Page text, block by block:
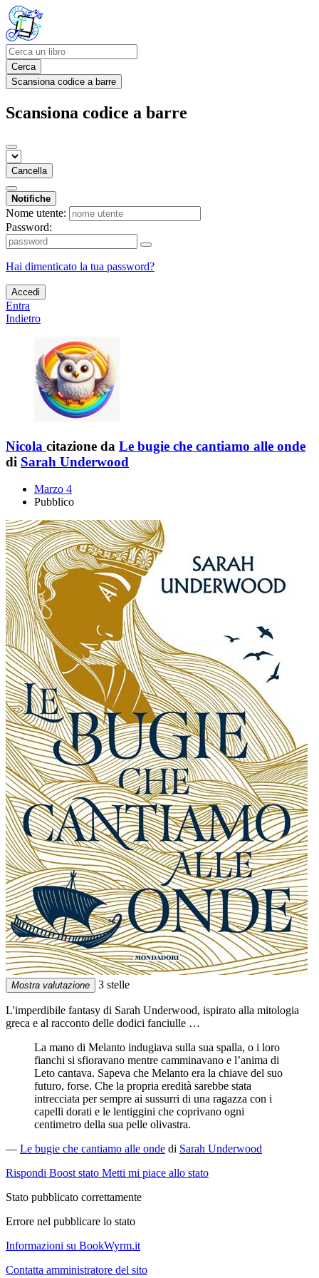
Cerca
Scansiona codice a barre
Scansiona codice a barre
Cancella
Notifiche
Nome utente:
Password:
Hai dimenticato la tua password?
Accedi
Entra
Indietro
Nicola citazione da Le bugie che cantiamo alle onde
di Sarah Underwood
Marzo 4
Pubblico
Mostra valutazione 3 stelle
L'imperdibile fantasy di Sarah Underwood, ispirato alla mitologia
greca e al racconto delle dodici fanciulle …
La mano di Melanto indugiava sulla sua spalla, o i loro
fianchi si sfioravano mentre camminavano e l’anima di
Leto cantava. Sapeva che Melanto era la chiave del suo
futuro, forse. Che la propria eredità sarebbe stata
intrecciata per sempre ai sussurri di una ragazza con i
capelli dorati e le lentiggini che coprivano ogni
centimetro della sua pelle olivastra.
— Le bugie che cantiamo alle onde di Sarah Underwood
Rispondi Boost stato Metti mi piace allo stato
Stato pubblicato correttamente
Errore nel pubblicare lo stato
Informazioni su BookWyrm.it
Contatta amministratore del sito